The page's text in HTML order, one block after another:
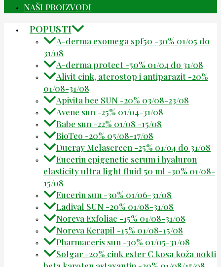
NAŠI PROIZVODI
POPUSTI
A-derma exomega spf50 -30% 01/05 do
31/08
A-derma protect -50% 01/04 do 31/08
Alivit cink, aterostop i antiparazit -20%
01/08-31/08
Apivita bee SUN -20% 03/08-23/08
Avene sun -25% 01/04-31/08
Babe sun -22% 01/08 -15/08
BioTeo -20% 05/08-17/08
Ducray Melascreen -25% 01/04 do 31/08
Eucerin epigenetic serum i hyaluron
elasticity ultra light fluid 50 ml -30% 01/08-
15/08
Eucerin sun -30% 01/06-31/08
Ladival SUN -20% 01/08-31/08
Noreva Exfoliac -15% 01/08-31/08
Noreva Kerapil -15% 01/08-15/08
Pharmaceris sun -30% 01/05-31/08
Solgar -20% cink ester C kosa koža nokti